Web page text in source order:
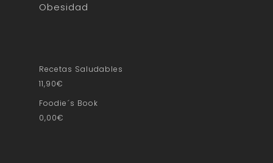
Obesidad
Recetas Saludables
11,90€
Foodie´s Book
0,00€